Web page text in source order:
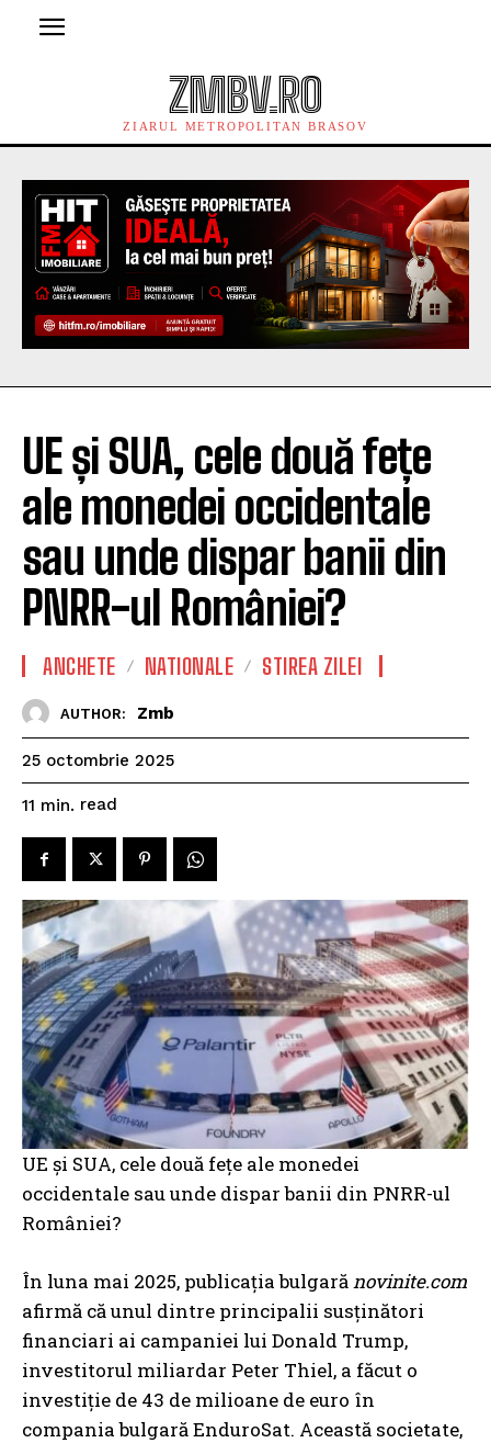
ZMBV.RO
ZIARUL METROPOLITAN BRASOV
UE și SUA, cele două fețe
ale monedei occidentale
sau unde dispar banii din
PNRR-ul României?
ANCHETE NATIONALE STIREA ZILEI
AUTHOR: Zmb
25 octombrie 2025
11 min. read
UE și SUA, cele două fețe ale monedei
occidentale sau unde dispar banii din PNRR-ul
României?
În luna mai 2025, publicația bulgarănovinite.com
afirmă că unul dintre principalii susținători
financiari ai campaniei lui Donald Trump,
investitorul miliardar Peter Thiel, a făcut o
investiție de 43 de milioane de euro în
compania bulgară EnduroSat. Această societate,